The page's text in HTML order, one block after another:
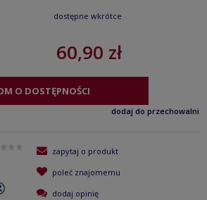
dostępne wkrótce
60,90 zł
O DOSTĘPNOŚCI
dodaj do przechowalni
zapytaj o produkt
poleć znajomemu
dodaj opinię